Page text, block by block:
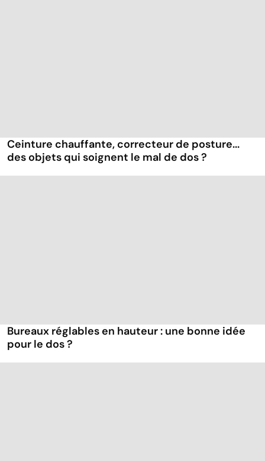
Ceinture chauffante, correcteur de posture...
des objets qui soignent le mal de dos ?
Bureaux réglables en hauteur : une bonne idée
pour le dos ?